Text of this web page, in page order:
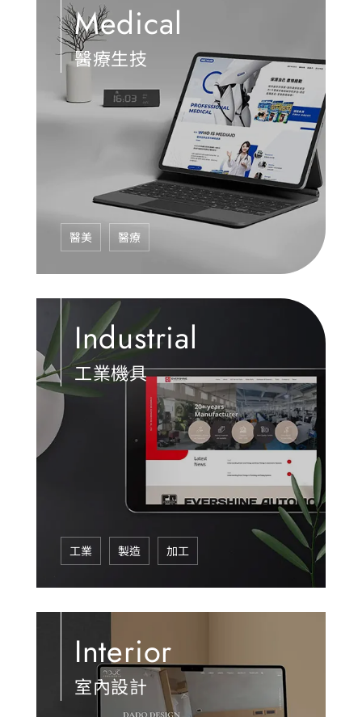
Medical
醫療生技
醫美 醫療
Industrial
工業機具
工業 製造 加工
Interior
室內設計